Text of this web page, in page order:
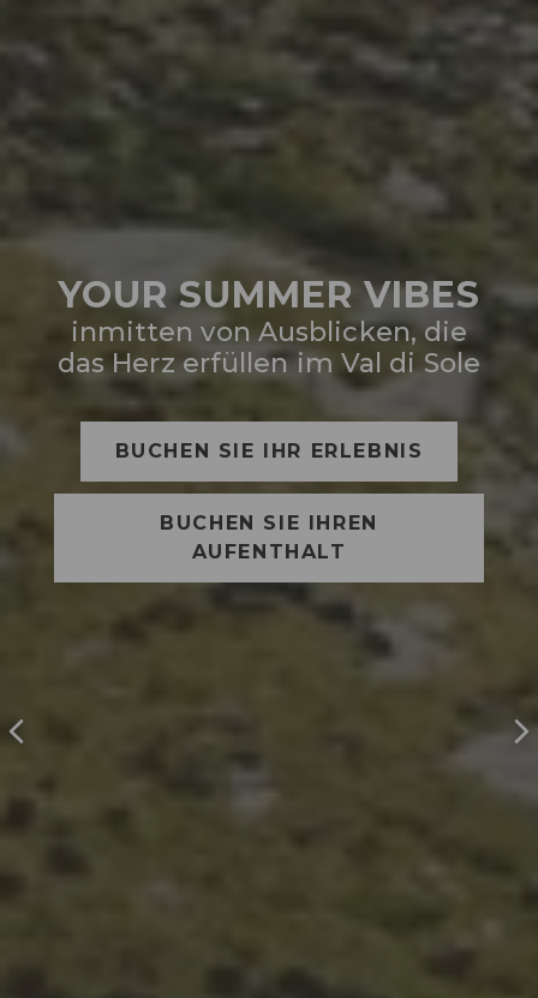
YOUR SUMMER VIBES
inmitten von Ausblicken, die
das Herz erfüllen im Val di Sole
BUCHEN SIE IHR ERLEBNIS
BUCHEN SIE IHREN
AUFENTHALT